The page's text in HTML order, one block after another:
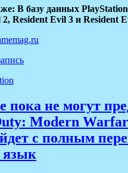
В базу данных
2, Resident Evil 3 и Resident
пока не могут
Modern
с полным
язык